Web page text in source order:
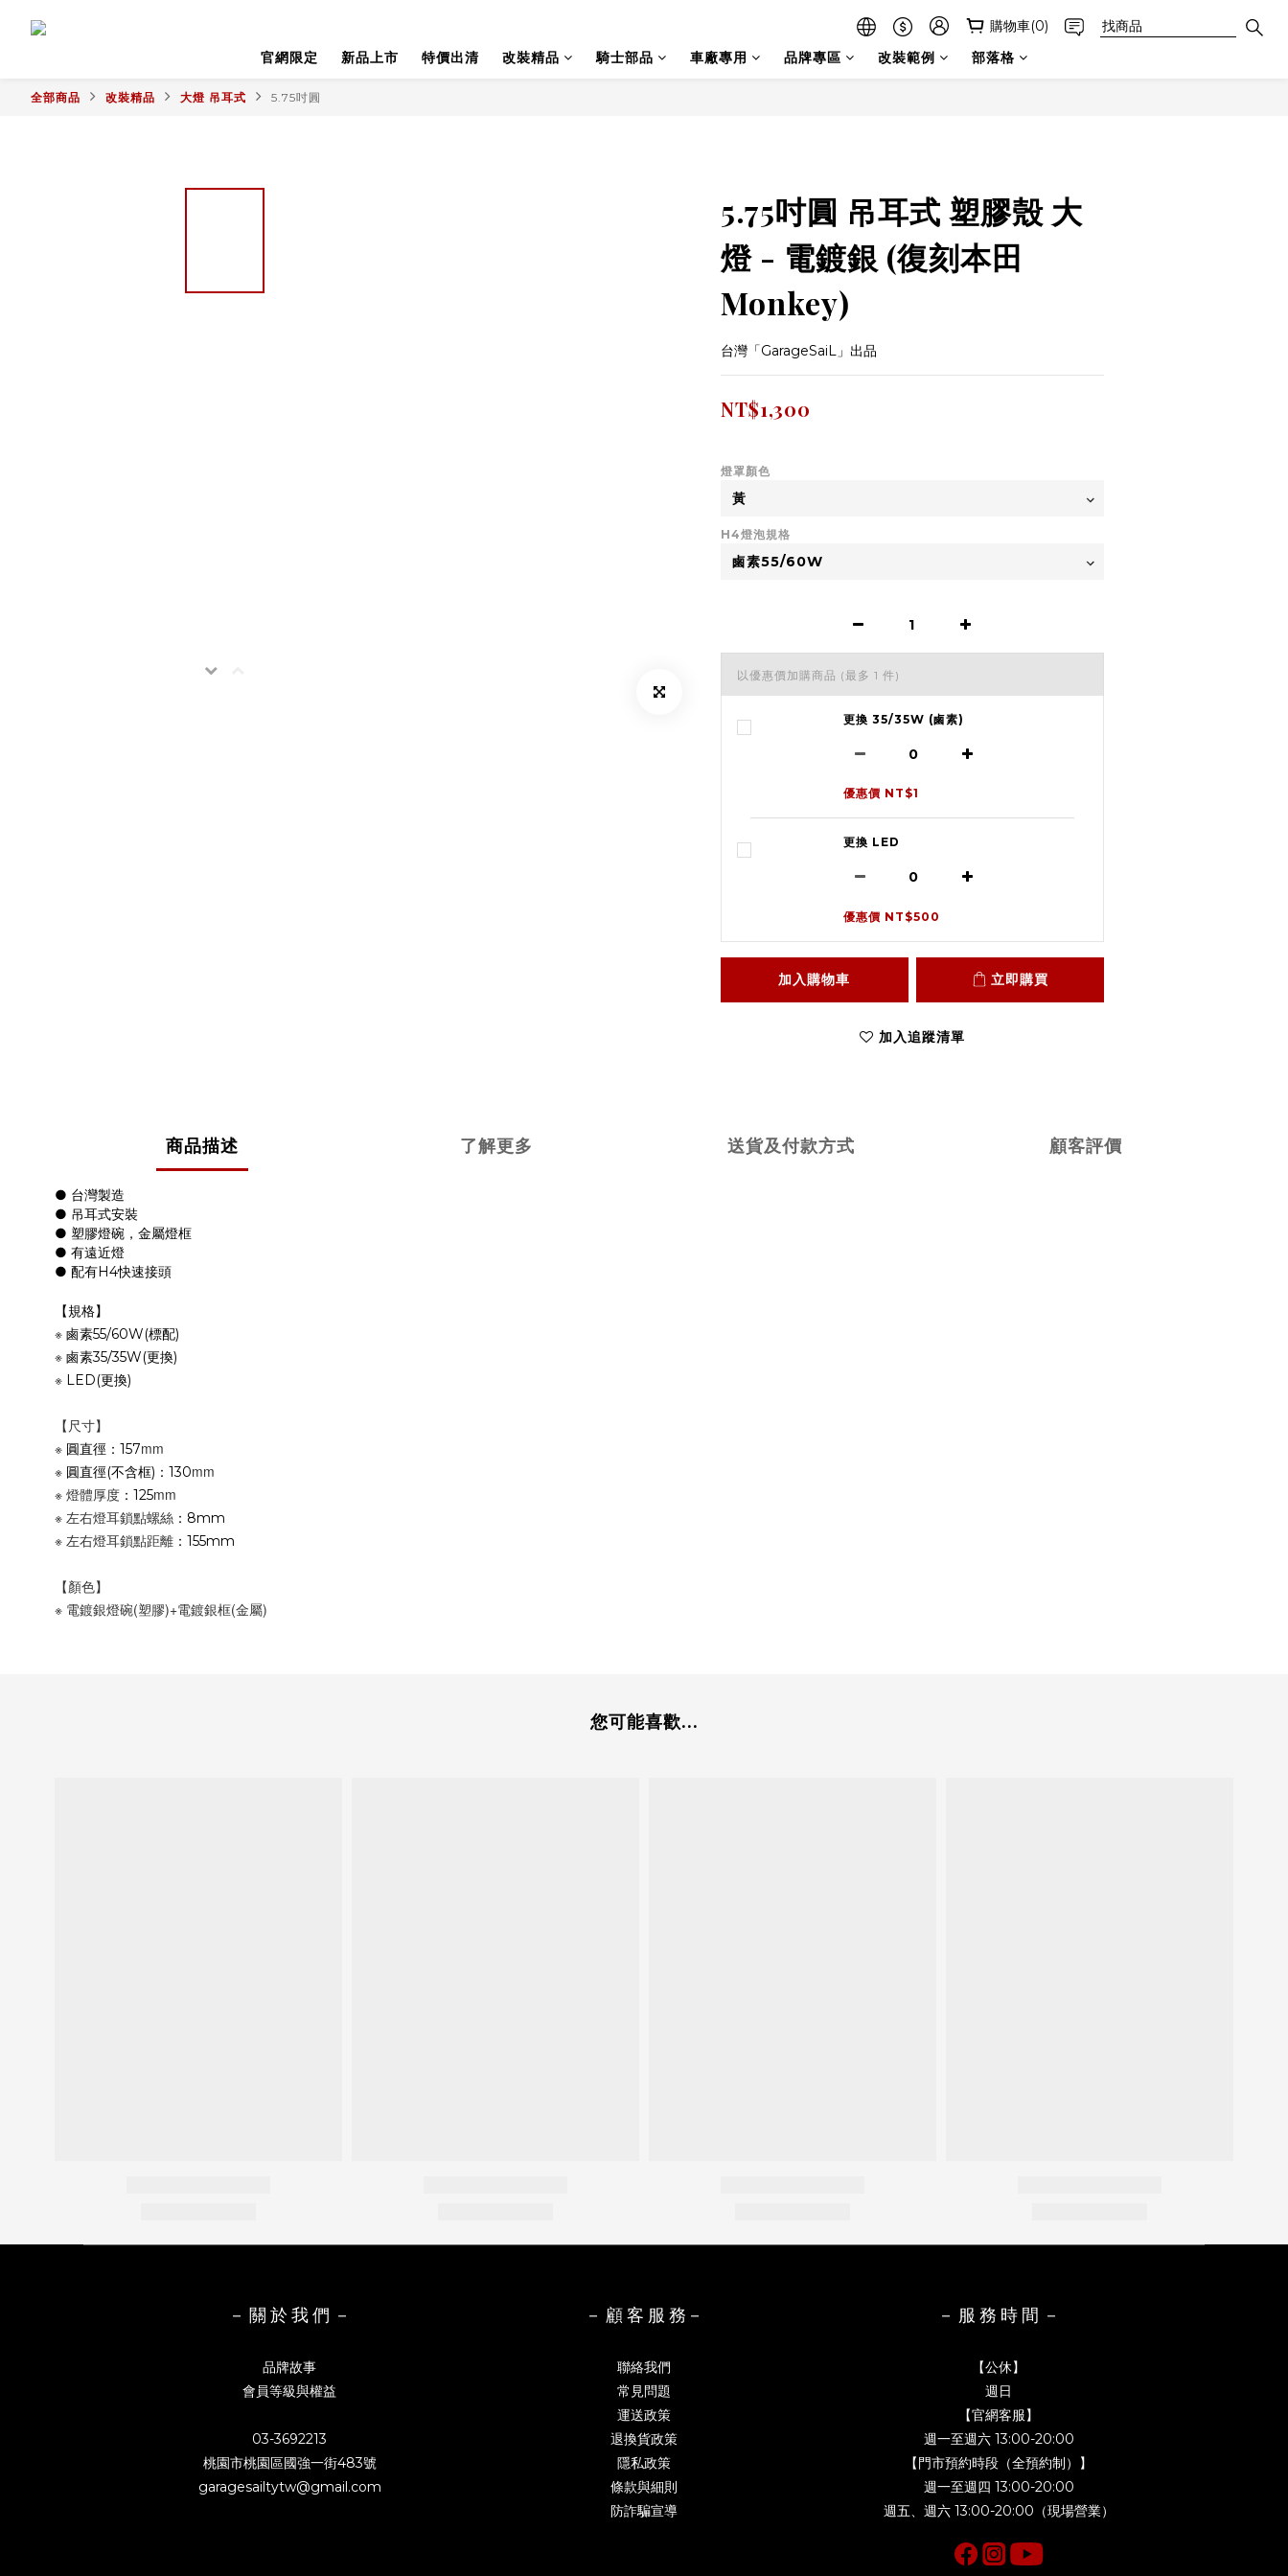
購物車(0)
官網限定
新品上市 特價出清 改裝精品 騎士部品 車廠專用 品牌專區 改裝範例 部落格
全部商品 改裝精品 大燈 吊耳式 5.75吋圓
5.75吋圓 吊耳式 塑膠殼 大
燈 - 電鍍銀 (復刻本田
Monkey)
台灣「GarageSaiL」出品
NT$1,300
燈罩顏色
H4燈泡規格
以優惠價加購商品 (最多 1 件)
更換 35/35W (鹵素)
優惠價 NT$1
更換 LED
優惠價 NT$500
加入購物車 立即購買
加入追蹤清單
商品描述 了解更多 送貨及付款方式 顧客評價
● 台灣製造
● 吊耳式安裝
● 塑膠燈碗，金屬燈框
● 有遠近燈
● 配有H4快速接頭
【規格】
※ 鹵素55/60W(標配)
※ 鹵素35/35W(更換)
※ LED(更換)
【尺寸】
※ 圓直徑：157mm
※ 圓直徑(不含框)：130mm
※ 燈體厚度 ：125mm
※ 左右燈耳鎖點螺絲 ：8mm
※ 左右燈耳鎖點距離 ：155mm
【顏色】
※ 電鍍銀燈碗(塑膠)+電鍍銀框(金屬)
您可能喜歡...
－ 關 於 我 們 －
品牌故事
會員等級與權益
03-3692213
桃園市桃園區國強一街483號
garagesailtytw@gmail.com
－ 顧 客 服 務－
聯絡我們
常見問題
運送政策
退換貨政策
隱私政策
條款與細則
防詐騙宣導
－ 服 務 時 間 －
【公休】
週日
【官網客服】
週一至週六 13:00-20:00
【門市預約時段（全預約制）】
週一至週四 13:00-20:00
週五、週六 13:00-20:00（現場營業）